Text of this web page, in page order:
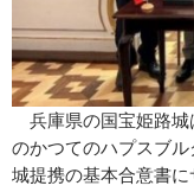
兵庫県の国宝姫路城
のかつてのハプスブ
城提携の基本合意書